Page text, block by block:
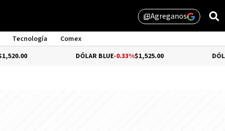
library_addAgreganos
Tecnología
Comex
DÓLAR BLUE-0.33%$1,525.00 DÓLAR